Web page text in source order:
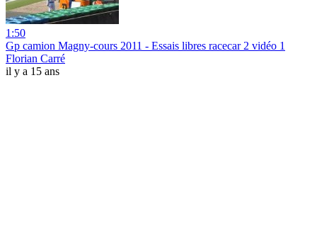
1:50
Gp camion Magny-cours 2011 - Essais libres racecar 2 vidéo 1
Florian Carré
il y a 15 ans